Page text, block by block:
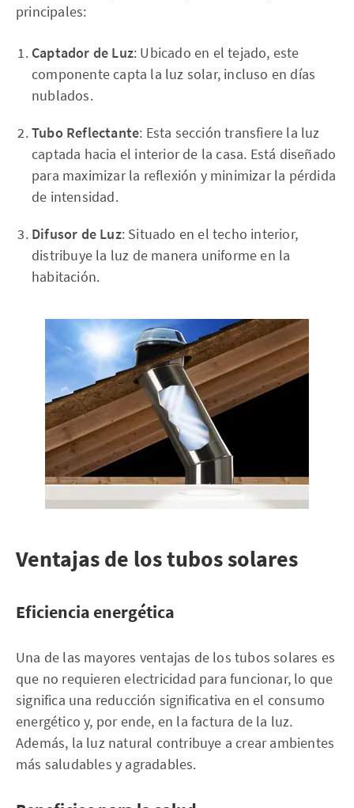
principales:
Captador de Luz: Ubicado en el tejado, este
componente capta la luz solar, incluso en días
nublados.
Tubo Reflectante: Esta sección transfiere la luz
captada hacia el interior de la casa. Está diseñado
para maximizar la reflexión y minimizar la pérdida
de intensidad.
Difusor de Luz: Situado en el techo interior,
distribuye la luz de manera uniforme en la
habitación.
Ventajas de los tubos solares
Eficiencia energética
Una de las mayores ventajas de los tubos solares es
que no requieren electricidad para funcionar, lo que
significa una reducción significativa en el consumo
energético y, por ende, en la factura de la luz.
Además, la luz natural contribuye a crear ambientes
más saludables y agradables.